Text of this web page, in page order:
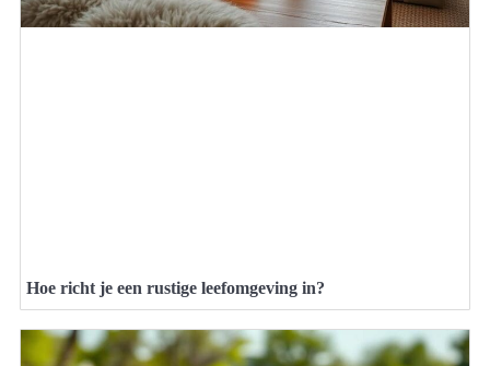
Hoe richt je een rustige leefomgeving in?